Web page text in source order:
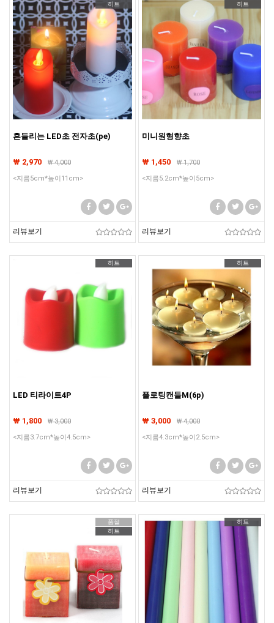
히트
흔들리는 LED초 전자초(pe)
₩ 2,970 ₩4,000
<지름5cm*높이11cm>
리뷰보기
히트
미니원형향초
₩ 1,450 ₩1,700
<지름5.2cm*높이5cm>
리뷰보기
히트
LED 티라이트4P
₩ 1,800 ₩3,000
<지름3.7cm*높이4.5cm>
리뷰보기
히트
플로팅캔들M(6p)
₩ 3,000 ₩4,000
<지름4.3cm*높이2.5cm>
리뷰보기
품절
히트
히트